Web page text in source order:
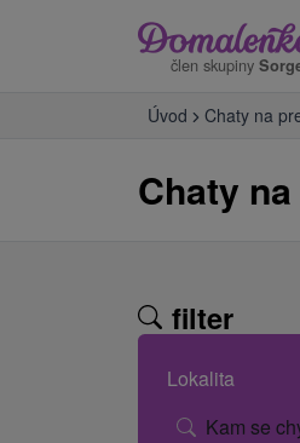
člen skupiny
Úvod Chaty na
Chaty
filter
Lokalita
Kam se